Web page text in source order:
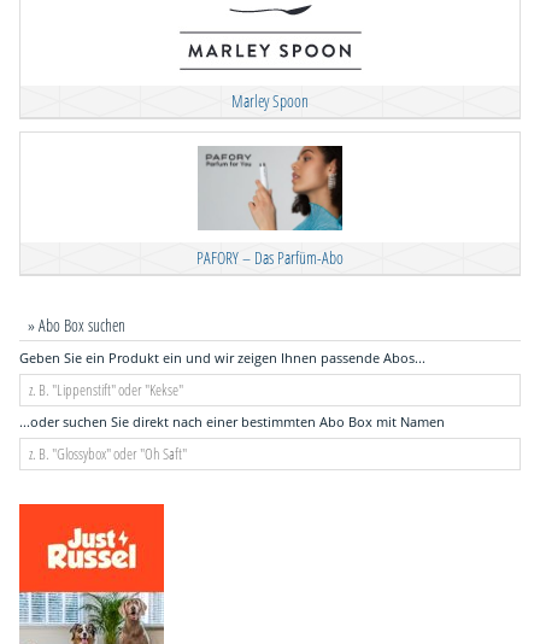
Marley Spoon
PAFORY – Das Parfüm-Abo
» Abo Box suchen
Geben Sie ein Produkt ein und wir zeigen Ihnen passende Abos...
...oder suchen Sie direkt nach einer bestimmten Abo Box mit Namen